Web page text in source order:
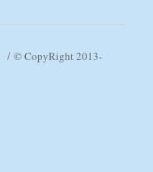
© CopyRight 2013-